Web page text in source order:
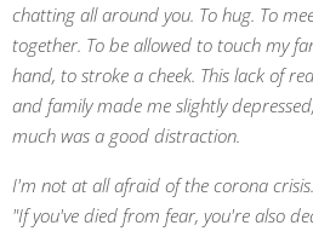
chatting all around you. To hug. To
together. To be allowed to touch my
hand, to stroke a cheek. This lack of
and family made me slightly
much was a good distraction.
I'm not at all afraid of the corona
"If you've died from fear, you're also